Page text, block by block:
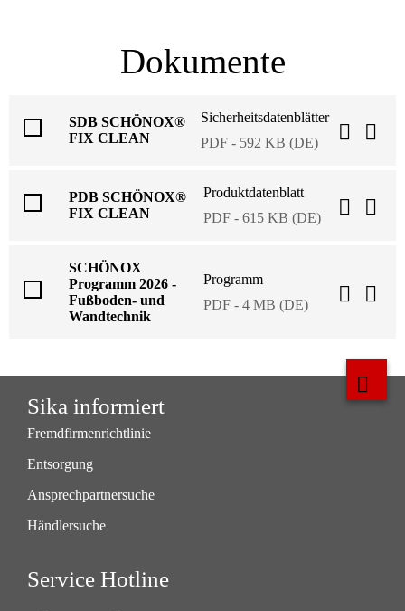
Dokumente
SDB SCHÖNOX®
FIX CLEAN
Sicherheitsdatenblätter
PDF - 592 KB (DE)
PDB SCHÖNOX®
FIX CLEAN
Produktdatenblatt
PDF - 615 KB (DE)
SCHÖNOX
Programm 2026 -
Fußboden- und
Wandtechnik
Programm
PDF - 4 MB (DE)
Sika informiert
Fremdfirmenrichtlinie
Entsorgung
Ansprechpartnersuche
Händlersuche
Service Hotline